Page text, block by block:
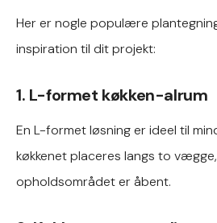
Her er nogle populære
inspiration til dit projekt:
1. L-formet køkken-alrum
En L-formet løsning er ideel til
køkkenet placeres langs to
opholdsområdet er åbent.